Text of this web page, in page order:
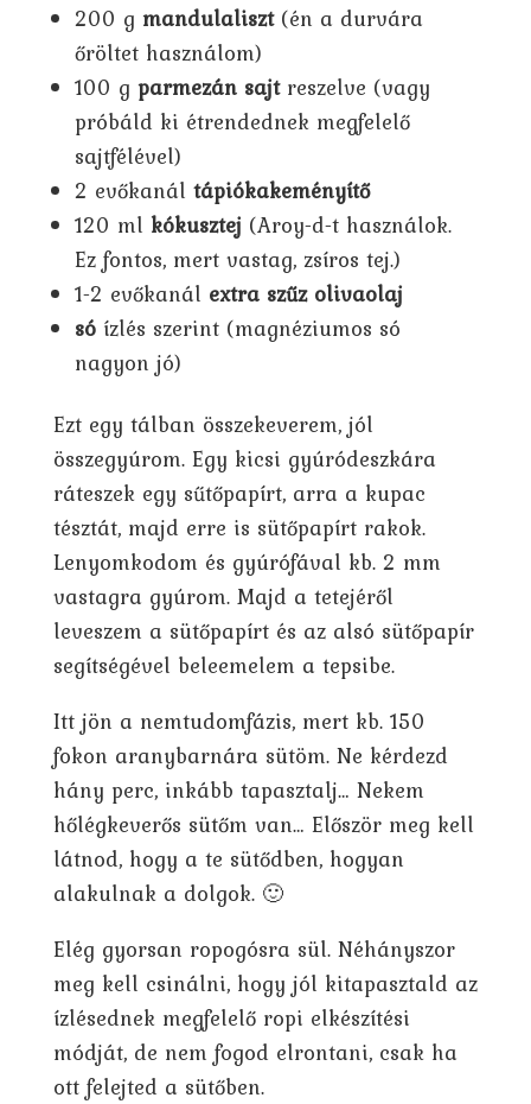
200 g mandulaliszt(én a durvára
őröltet használom)
100 g parmezán sajtreszelve (vagy
próbáld ki étrendednek megfelelő
sajtfélével)
2 evőkanál tápiókakeményítő
120 ml kókusztej (Aroy-d-t használok.
Ez fontos, mert vastag, zsíros tej.)
1-2 evőkanál extra szűz olivaolaj
sóízlés szerint (magnéziumos só
nagyon jó)
Ezt egy tálban összekeverem, jól
összegyúrom. Egy kicsi gyúródeszkára
ráteszek egy sűtőpapírt, arra a kupac
tésztát, majd erre is sütőpapírt rakok.
Lenyomkodom és gyúrófával kb. 2 mm
vastagra gyúrom. Majd a tetejéről
leveszem a sütőpapírt és az alsó sütőpapír
segítségével beleemelem a tepsibe.
Itt jön a nemtudomfázis, mert kb. 150
fokon aranybarnára sütöm. Ne kérdezd
hány perc, inkább tapasztalj… Nekem
hőlégkeverős sütőm van… Először meg kell
látnod, hogy a te sütődben, hogyan
alakulnak a dolgok. 🙂
Elég gyorsan ropogósra sül. Néhányszor
meg kell csinálni, hogy jól kitapasztald az
ízlésednek megfelelő ropi elkészítési
módját, de nem fogod elrontani, csak ha
ott felejted a sütőben.